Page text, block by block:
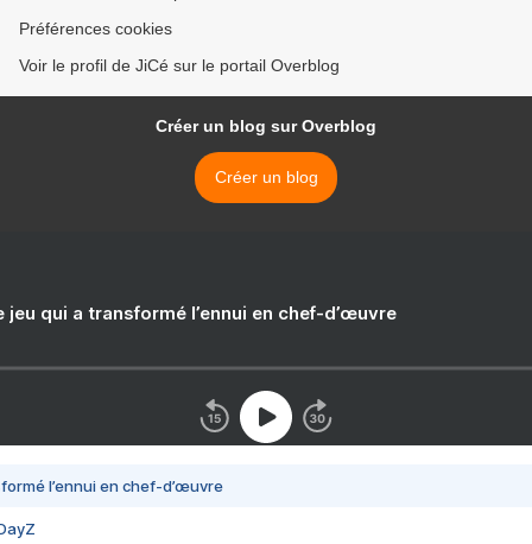
Préférences cookies
Voir le profil de JiCé sur le portail Overblog
Créer un blog sur Overblog
Créer un blog
jeu qui a transformé l’ennui en chef-d’œuvre
l’ennui en chef-d’œuvre